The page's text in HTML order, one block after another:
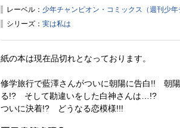
レーベル： 少年チャンピオン・コミックス（週刊少年
シリーズ： 実は私は
紙の本は現在品切れとなっております。
修学旅行で藍澤さんがついに朝陽に告白!! 朝
る!? そして勘違いをした白神さんは…!?
ついに決着!? どうなる恋模様!!!